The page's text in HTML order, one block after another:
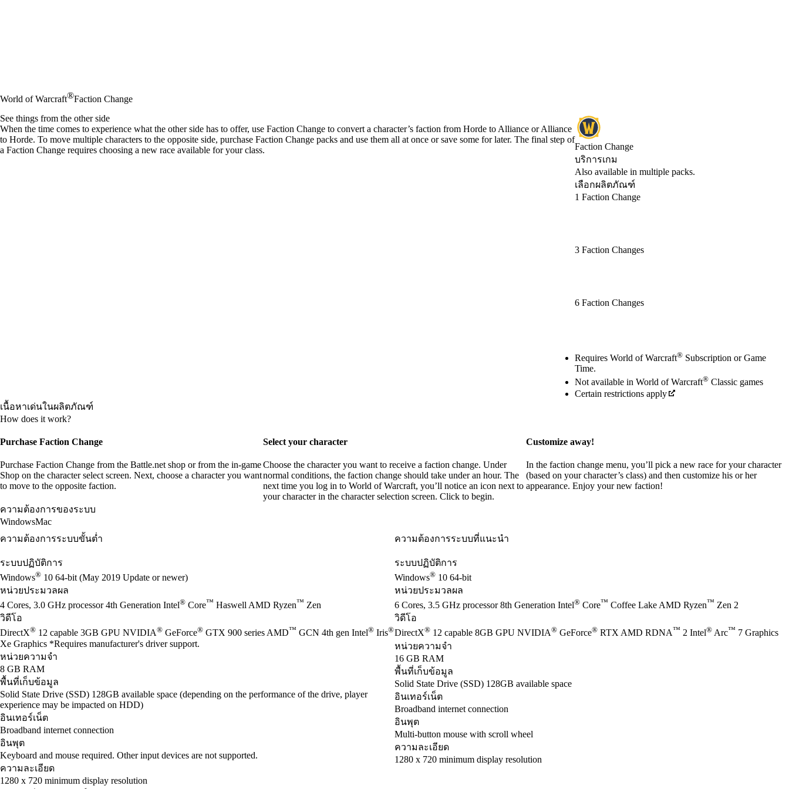
World of Warcraft®Faction Change
Faction Change
บริการเกม
Product Notification
Also available in multiple packs.
เลือกผลิตภัณฑ์
1 Faction Change
3 Faction Changes
6 Faction Changes
Available actions
Requires World of Warcraft® Subscription or Game
Time.
Not available in World of Warcraft® Classic games
Certain restrictions apply
See things from the other side
When the time comes to experience what the other side has to offer, use Faction Change to convert a character’s faction from Horde to Alliance or Alliance
to Horde. To move multiple characters to the opposite side, purchase Faction Change packs and use them all at once or save some for later. The final step of
a Faction Change requires choosing a new race available for your class.
เนื้อหาเด่นในผลิตภัณฑ์
How does it work?
Purchase Faction Change
Purchase Faction Change from the Battle.net shop or from the in-game
Shop on the character select screen. Next, choose a character you want
to move to the opposite faction.
Select your character
Choose the character you want to receive a faction change. Under
normal conditions, the faction change should take under an hour. The
next time you log in to World of Warcraft, you’ll notice an icon next to
your character in the character selection screen. Click to begin.
Customize away!
In the faction change menu, you’ll pick a new race for your character
(based on your character’s class) and then customize his or her
appearance. Enjoy your new faction!
ความต้องการของระบบ
WindowsMac
ความต้องการระบบขั้นต่ำ
ระบบปฏิบัติการ
Windows® 10 64-bit (May 2019 Update or newer)
หน่วยประมวลผล
4 Cores, 3.0 GHz processor 4th Generation Intel® Core™ Haswell AMD Ryzen™ Zen
วิดีโอ
DirectX® 12 capable 3GB GPU NVIDIA® GeForce® GTX 900 series AMD™ GCN 4th gen Intel® Iris®
Xe Graphics *Requires manufacturer's driver support.
หน่วยความจำ
8 GB RAM
พื้นที่เก็บข้อมูล
Solid State Drive (SSD) 128GB available space (depending on the performance of the drive, player
experience may be impacted on HDD)
อินเทอร์เน็ต
Broadband internet connection
อินพุต
Keyboard and mouse required. Other input devices are not supported.
ความละเอียด
1280 x 720 minimum display resolution
ความต้องการระบบที่แนะนำ
ระบบปฏิบัติการ
Windows® 10 64-bit
หน่วยประมวลผล
6 Cores, 3.5 GHz processor 8th Generation Intel® Core™ Coffee Lake AMD Ryzen™ Zen 2
วิดีโอ
DirectX® 12 capable 8GB GPU NVIDIA® GeForce® RTX AMD RDNA™ 2 Intel® Arc™ 7 Graphics
หน่วยความจำ
16 GB RAM
พื้นที่เก็บข้อมูล
Solid State Drive (SSD) 128GB available space
อินเทอร์เน็ต
Broadband internet connection
อินพุต
Multi-button mouse with scroll wheel
ความละเอียด
1280 x 720 minimum display resolution